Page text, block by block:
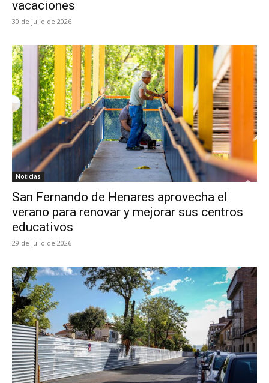
vacaciones
30 de julio de 2026
Noticias
San Fernando de Henares aprovecha el
verano para renovar y mejorar sus centros
educativos
29 de julio de 2026